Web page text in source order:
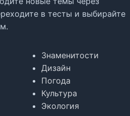
в тесты и выбирайте
Знаменитости
Дизайн
Погода
Культура
Экология